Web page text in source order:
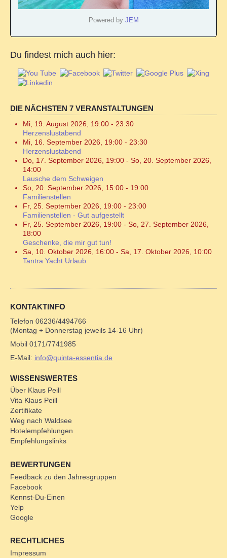
Powered by JEM
Du findest mich auch hier:
DIE NÄCHSTEN 7 VERANSTALTUNGEN
Mi, 19. August 2026, 19:00 - 23:30
Herzenslustabend
Mi, 16. September 2026, 19:00 - 23:30
Herzenslustabend
Do, 17. September 2026, 19:00 - So, 20. September 2026,
14:00
Lausche dem Schweigen
So, 20. September 2026, 15:00 - 19:00
Familienstellen
Fr, 25. September 2026, 19:00 - 23:00
Familienstellen - Gut aufgestellt
Fr, 25. September 2026, 19:00 - So, 27. September 2026,
18:00
Geschenke, die mir gut tun!
Sa, 10. Oktober 2026, 16:00 - Sa, 17. Oktober 2026, 10:00
Tantra Yacht Urlaub
KONTAKTINFO
Telefon 06236/4494766
(Montag + Donnerstag jeweils 14-16 Uhr)
Mobil 0171/7741985
E-Mail: info@quinta-essentia.de
WISSENSWERTES
Über Klaus Peill
Vita Klaus Peill
Zertifikate
Weg nach Waldsee
Hotelempfehlungen
Empfehlungslinks
BEWERTUNGEN
Feedback zu den Jahresgruppen
Facebook
Kennst-Du-Einen
Yelp
Google
RECHTLICHES
Impressum